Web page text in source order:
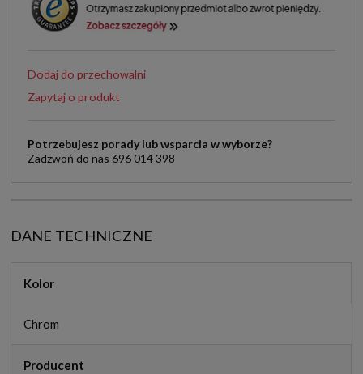
Dodaj do przechowalni
Zapytaj o produkt
Potrzebujesz porady lub wsparcia w wyborze?
Zadzwoń do nas 696 014 398
DANE TECHNICZNE
Kolor
Chrom
Producent